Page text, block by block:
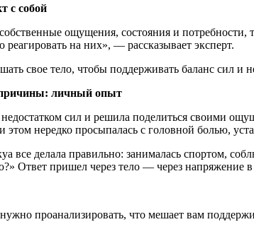
с собой
ощущения, состояния и потребности,
реагировать на них», — рассказывает эксперт.
свое тело, чтобы поддерживать баланс сил и
причины: личный опыт
недостатком сил и решила поделиться своими
нередко просыпалась с головной болью,
все делала правильно: занималась спортом,
Ответ пришел через тело — через напряжение
проанализировать, что мешает вам